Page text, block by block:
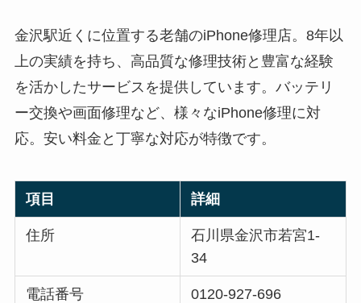
金沢駅近くに位置する老舗のiPhone修理店。8年以
上の実績を持ち、高品質な修理技術と豊富な経験
を活かしたサービスを提供しています。バッテリ
ー交換や画面修理など、様々なiPhone修理に対
応。安い料金と丁寧な対応が特徴です。
項目 詳細
住所
石川県金沢市若宮1-
34
電話番号 0120-927-696